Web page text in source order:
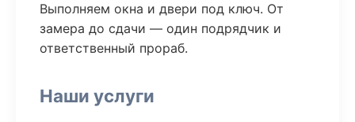
Выполняем окна и двери под ключ. От
замера до сдачи — один подрядчик и
ответственный прораб.
Наши услуги